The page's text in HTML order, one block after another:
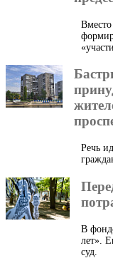
Вместо
Речь
В
лет».
суд.